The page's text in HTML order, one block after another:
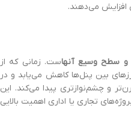
افزایش می‌دهند.
و سطح وسیع آنهاست. زمانی که از
بین پنل‌ها کاهش می‌یابد و در
و چشم‌نوازتری پیدا می‌کند. این
تجاری یا اداری اهمیت بالایی